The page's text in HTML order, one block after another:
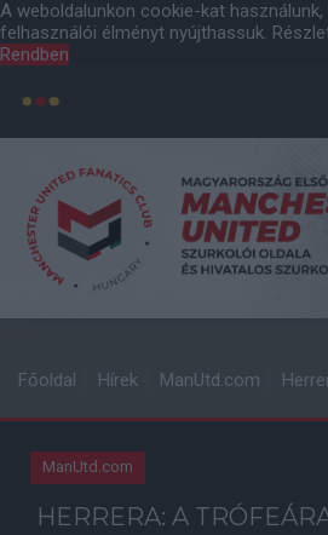
A weboldalunkon cookie-kat használunk,
felhasználói élményt nyújthassuk.
Rendben
Főoldal Hírek ManUtd.com
ManUtd.com
HERRERA: A